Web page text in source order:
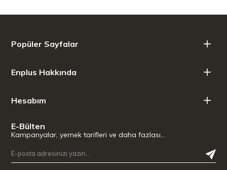
Popüler Sayfalar
Enplus Hakkında
Hesabım
E-Bülten
Kampanyalar, yemek tarifleri ve daha fazlası…